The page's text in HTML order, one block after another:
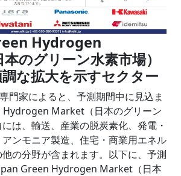
Hydrogen
のグリーン水素市場）
な拡大を示すセクター
門家によると、予測期間中に見込ま
Hydrogen Market（日本のグリーン
は、輸送、産業の脱炭素化、発電・
ンモニア製造、住宅・商業用エネル
の分野が含まれます。以下に、予測
Green Hydrogen Market（日本